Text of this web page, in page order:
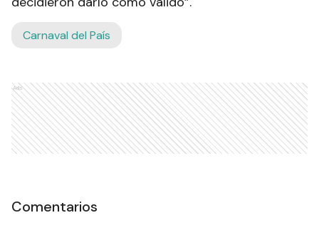
Carnaval del País
Ads
Comentarios